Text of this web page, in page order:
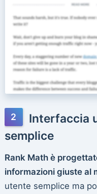
Interfaccia
semplice
Rank Math è
informazioni giuste al
utente semplice ma